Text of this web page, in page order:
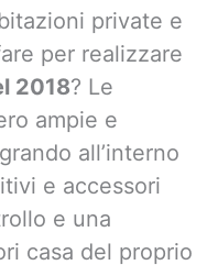
private e
per realizzare
2018? Le
ampie e
all’interno
e accessori
e una
casa del proprio